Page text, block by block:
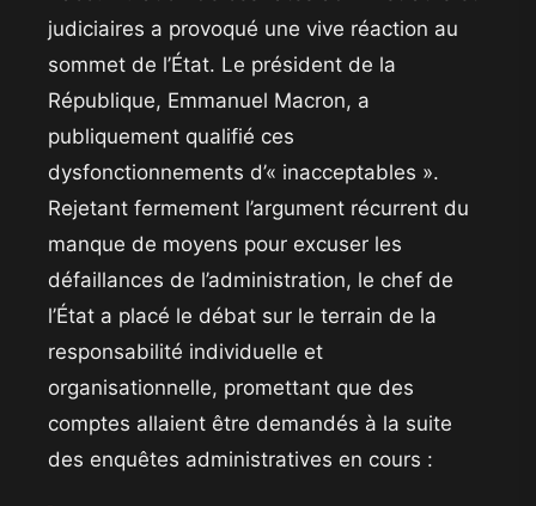
judiciaires a provoqué une vive réaction au
sommet de l’État. Le président de la
République, Emmanuel Macron, a
publiquement qualifié ces
dysfonctionnements d’« inacceptables ».
Rejetant fermement l’argument récurrent du
manque de moyens pour excuser les
défaillances de l’administration, le chef de
l’État a placé le débat sur le terrain de la
responsabilité individuelle et
organisationnelle, promettant que des
comptes allaient être demandés à la suite
des enquêtes administratives en cours :